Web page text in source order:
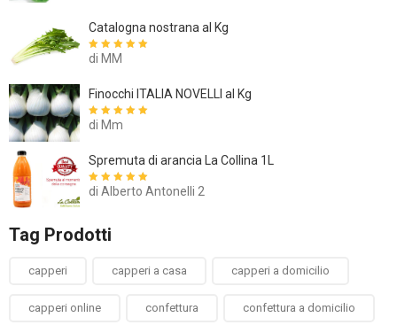
Catalogna nostrana al Kg
Valutato
di MM
Finocchi ITALIA NOVELLI al Kg
Valutato
di Mm
Spremuta di arancia La Collina 1L
Valutato5su
di Alberto Antonelli 2
Tag Prodotti
capperi capperi a casa capperi a domicilio
capperi online confettura confettura a domicilio